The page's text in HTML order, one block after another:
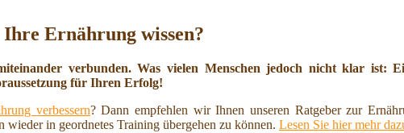
Ernährung wissen?
verbunden. Was vielen Menschen jedoch nicht klar ist:
für Ihren Erfolg!
verbessern? Dann empfehlen wir Ihnen unseren Ratgeber zur
in geordnetes Training übergehen zu können. Lesen Sie hier mehr